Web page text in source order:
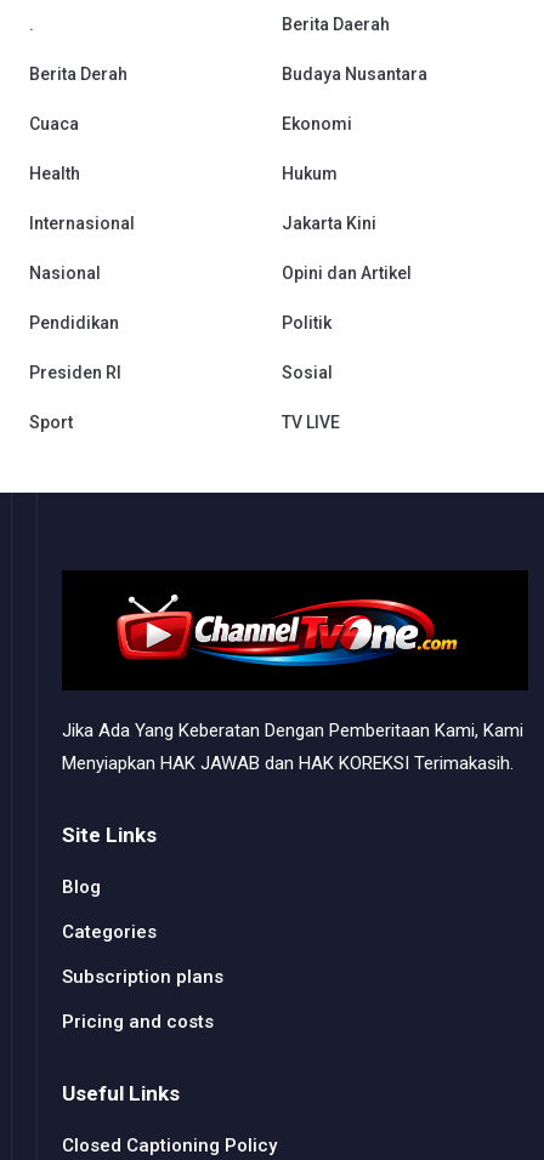
. Berita Daerah
Berita Derah Budaya Nusantara
Cuaca Ekonomi
Health Hukum
Internasional Jakarta Kini
Nasional Opini dan Artikel
Pendidikan Politik
Presiden RI Sosial
Sport TV LIVE
Jika Ada Yang Keberatan Dengan Pemberitaan Kami, Kami
Menyiapkan HAK JAWAB dan HAK KOREKSI Terimakasih.
Site Links
Blog
Categories
Subscription plans
Pricing and costs
Useful Links
Closed Captioning Policy